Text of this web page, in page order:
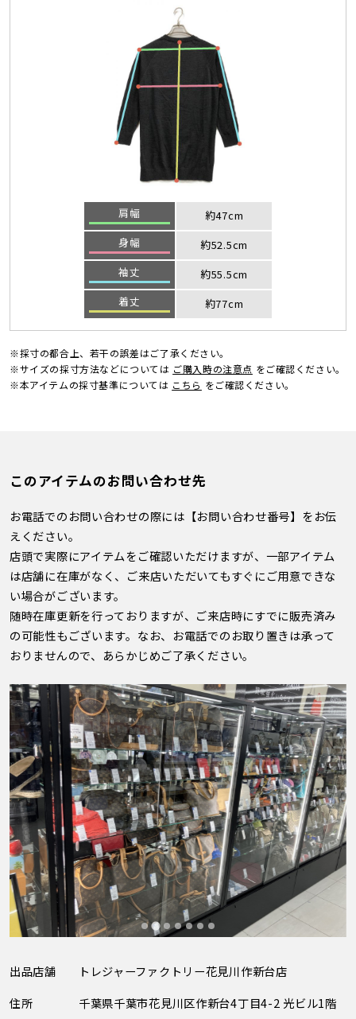
肩幅
約47cm
身幅
約52.5cm
袖丈
約55.5cm
着丈
約77cm
※採寸の都合上、若干の誤差はご了承ください。
※サイズの採寸方法などについては ご購入時の注意点 をご確認ください。
※本アイテムの採寸基準については こちら をご確認ください。
このアイテムのお問い合わせ先
お電話でのお問い合わせの際には【お問い合わせ番号】をお伝
えください。
店頭で実際にアイテムをご確認いただけますが、一部アイテム
は店舗に在庫がなく、ご来店いただいてもすぐにご用意できな
い場合がございます。
随時在庫更新を行っておりますが、ご来店時にすでに販売済み
の可能性もございます。なお、お電話でのお取り置きは承って
おりませんので、あらかじめご了承ください。
出品店舗
トレジャーファクトリー花見川作新台店
住所
千葉県千葉市花見川区作新台4丁目4-2 光ビル1階